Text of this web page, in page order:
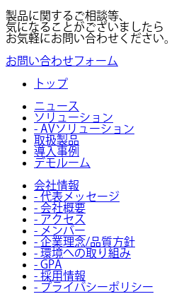
製品に関するご相談等、
気になることがございましたら
お気軽にお問い合わせください。
お問い合わせフォーム
トップ
ニュース
ソリューション
- AVソリューション
取扱製品
導入事例
デモルーム
会社情報
- 代表メッセージ
- 会社概要
- アクセス
- メンバー
- 企業理念/品質方針
- 環境への取り組み
- GPA
- 採用情報
- プライバシーポリシー